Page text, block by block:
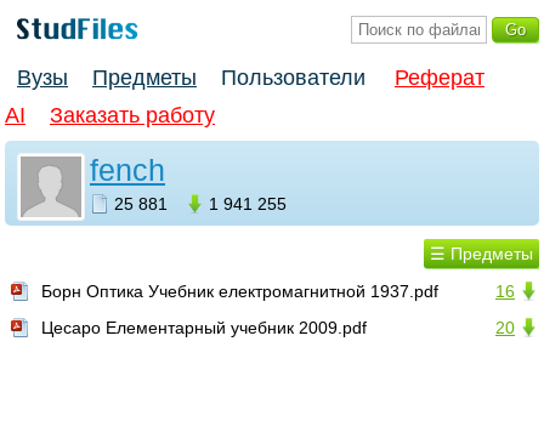
Вузы Предметы Пользователи
Реферат
AI
Заказать работу
fench
25 881 1 941 255
☰ Предметы
16
Борн Оптика Учебник електромагнитной 1937.pdf
20
Цесаро Елементарный учебник 2009.pdf